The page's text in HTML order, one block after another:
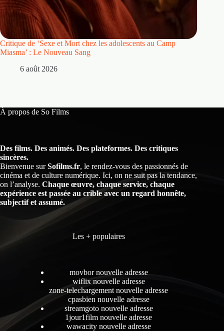
Critique de ‘Sexe et Mort chez les adolescents au Camp
Miasma’ : Le Nouveau Sang
6 août 2026
À propos de So Films
Des films. Des animés. Des plateformes. Des critiques
sincères.
Bienvenue surSofilms.fr, le rendez-vous des passionnés de
cinéma et de culture numérique. Ici, on ne suit pas la tendance,
on l’analyse. Chaque œuvre, chaque service, chaque
expérience est passée au crible avec un regard honnête,
subjectif et assumé.
Les + populaires
movbor nouvelle adresse
wiflix nouvelle adresse
zone-telechargement nouvelle adresse
cpasbien nouvelle adresse
streamgoto nouvelle adresse
1jour1film nouvelle adresse
wawacity nouvelle adresse